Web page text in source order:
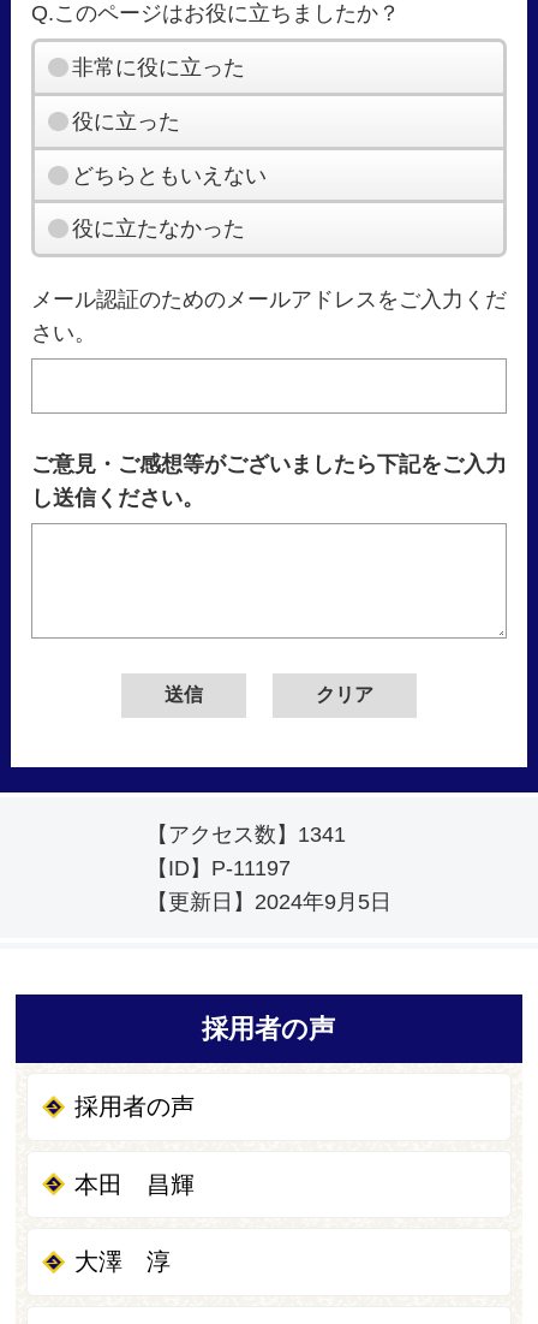
Q.このページはお役に立ちましたか？
非常に役に立った
役に立った
どちらともいえない
役に立たなかった
メール認証のためのメールアドレスをご入力くだ
さい。
ご意見・ご感想等がございましたら下記をご入力
し送信ください。
【アクセス数】 1341
【ID】 P-11197
【更新日】 2024年9月5日
採用者の声
採用者の声
本田 昌輝
大澤 淳